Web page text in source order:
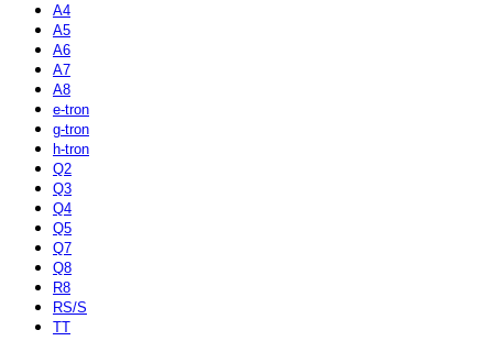
A4
A5
A6
A7
A8
e-tron
g-tron
h-tron
Q2
Q3
Q4
Q5
Q7
Q8
R8
RS/S
TT